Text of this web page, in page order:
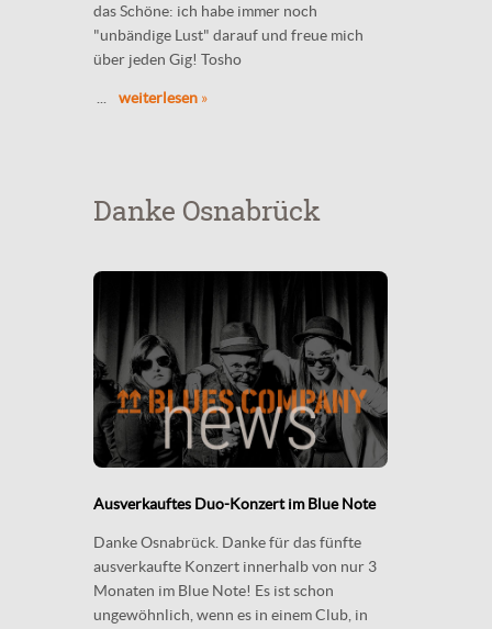
das Schöne: ich habe immer noch
"unbändige Lust" darauf und freue mich
über jeden Gig! Tosho
... weiterlesen »
Danke Osnabrück
Ausverkauftes Duo-Konzert im Blue Note
Danke Osnabrück. Danke für das fünfte
ausverkaufte Konzert innerhalb von nur 3
Monaten im Blue Note! Es ist schon
ungewöhnlich, wenn es in einem Club, in